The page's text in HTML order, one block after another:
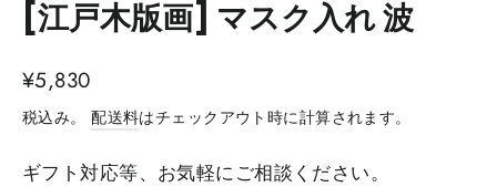
[江戸木版画] マスク入れ 波
¥5,830
税込み。配送料はチェックアウト時に計算されます。
ギフト対応等、お気軽にご相談ください。